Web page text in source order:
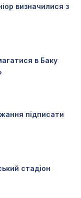
визначилися з
в Баку
підписати
стадіон